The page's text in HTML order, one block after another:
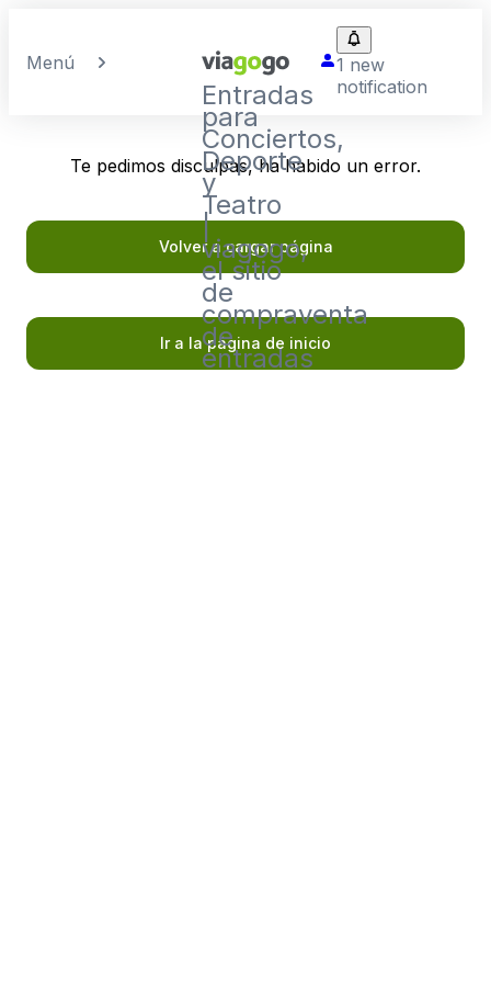
Menú
Entradas
para
Conciertos,
Deporte
y
Teatro
|
viagogo,
el sitio
de
compraventa
de
entradas
1 new
notification
Te pedimos disculpas, ha habido un error.
Volver a cargar página
Ir a la página de inicio